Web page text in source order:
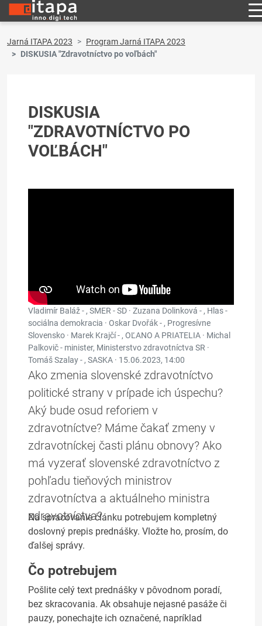
Jarná ITAPA 2023
Program Jarná ITAPA 2023
DISKUSIA "Zdravotníctvo po voľbách"
DISKUSIA
"ZDRAVOTNÍCTVO PO
VOĽBÁCH"
Vladimír Baláž - , SMER - SD · Zuzana Dolinková - , Hlas -
sociálna demokracia · Oskar Dvořák - , Progresívne
Slovensko · Marek Krajčí - , OĽANO A PRIATELIA · Michal
Palkovič - minister, Ministerstvo zdravotníctva SR ·
Tomáš Szalay - , SASKA · 15.06.2023, 14:00
Ako zmenia slovenské zdravotníctvo
politické strany v prípade ich úspechu?
Aký bude osud reforiem v
zdravotníctve? Máme čakať zmeny v
zdravotníckej časti plánu obnovy? Ako
má vyzerať slovenské zdravotníctvo z
pohľadu tieňových ministrov
zdravotníctva a aktuálneho ministra
zdravotníctva?
Na spracovanie článku potrebujem kompletný
doslovný prepis prednášky. Vložte ho, prosím, do
ďalšej správy.
Čo potrebujem
Pošlite celý text prednášky v pôvodnom poradí,
bez skracovania. Ak obsahuje nejasné pasáže či
pauzy, ponechajte ich označené, napríklad